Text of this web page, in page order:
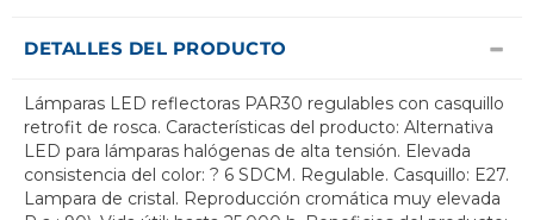
DETALLES DEL PRODUCTO
Lámparas LED reflectoras PAR30 regulables con casquillo
retrofit de rosca. Características del producto: Alternativa
LED para lámparas halógenas de alta tensión. Elevada
consistencia del color: ? 6 SDCM. Regulable. Casquillo: E27.
Lampara de cristal. Reproducción cromática muy elevada